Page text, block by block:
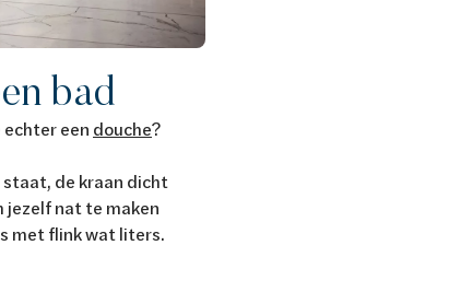
bad
een douche?
staat, de kraan dicht
jezelf nat te maken
met flink wat liters.